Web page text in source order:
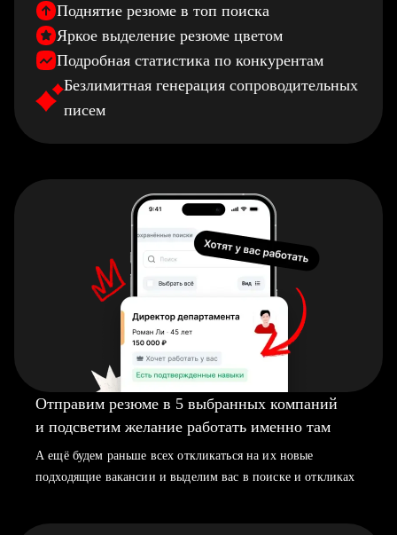
Поднятие резюме в топ поиска
Яркое выделение резюме цветом
Подробная статистика по конкурентам
Безлимитная генерация сопроводительных
писем
Отправим резюме в 5 выбранных компаний
и подсветим желание работать именно там
А ещё будем раньше всех откликаться на их новые
подходящие вакансии и выделим вас в поиске и откликах